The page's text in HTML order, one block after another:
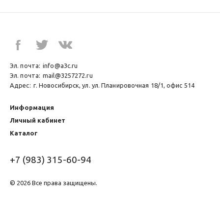
Эл. почта: info@a3c.ru
Эл. почта: mail@3257272.ru
Адрес: г. Новосибирск, ул. ул. Планировочная 18/1, офис 514
Информация
Личный кабинет
Каталог
+7 (983) 315-60-94
© 2026 Все права защищены.